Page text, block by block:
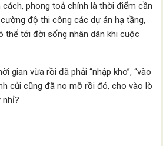
cách, phong toả chính là thời điểm cần
độ thi công các dự án hạ tầng,
thể tới đời sống nhân dân khi cuộc
gian vừa rồi đã phải “nhập kho”, “vào
củi cũng đã no mỡ rồi đó, cho vào lò
nhỉ?